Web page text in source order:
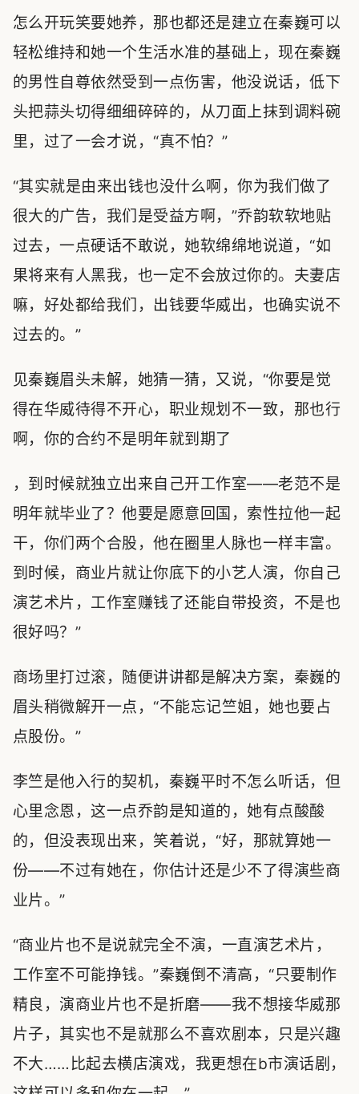
怎么开玩笑要她养，那也都还是建立在秦巍可以
轻松维持和她一个生活水准的基础上，现在秦巍
的男性自尊依然受到一点伤害，他没说话，低下
头把蒜头切得细细碎碎的，从刀面上抹到调料碗
里，过了一会才说，“真不怕？”
“其实就是由来出钱也没什么啊，你为我们做了
很大的广告，我们是受益方啊，”乔韵软软地贴
过去，一点硬话不敢说，她软绵绵地说道，“如
果将来有人黑我，也一定不会放过你的。夫妻店
嘛，好处都给我们，出钱要华威出，也确实说不
过去的。”
见秦巍眉头未解，她猜一猜，又说，“你要是觉
得在华威待得不开心，职业规划不一致，那也行
啊，你的合约不是明年就到期了
，到时候就独立出来自己开工作室——老范不是
明年就毕业了？他要是愿意回国，索性拉他一起
干，你们两个合股，他在圈里人脉也一样丰富。
到时候，商业片就让你底下的小艺人演，你自己
演艺术片，工作室赚钱了还能自带投资，不是也
很好吗？”
商场里打过滚，随便讲讲都是解决方案，秦巍的
眉头稍微解开一点，“不能忘记竺姐，她也要占
点股份。”
李竺是他入行的契机，秦巍平时不怎么听话，但
心里念恩，这一点乔韵是知道的，她有点酸酸
的，但没表现出来，笑着说，“好，那就算她一
份——不过有她在，你估计还是少不了得演些商
业片。”
“商业片也不是说就完全不演，一直演艺术片，
工作室不可能挣钱。”秦巍倒不清高，“只要制作
精良，演商业片也不是折磨——我不想接华威那
片子，其实也不是就那么不喜欢剧本，只是兴趣
不大……比起去横店演戏，我更想在b市演话剧，